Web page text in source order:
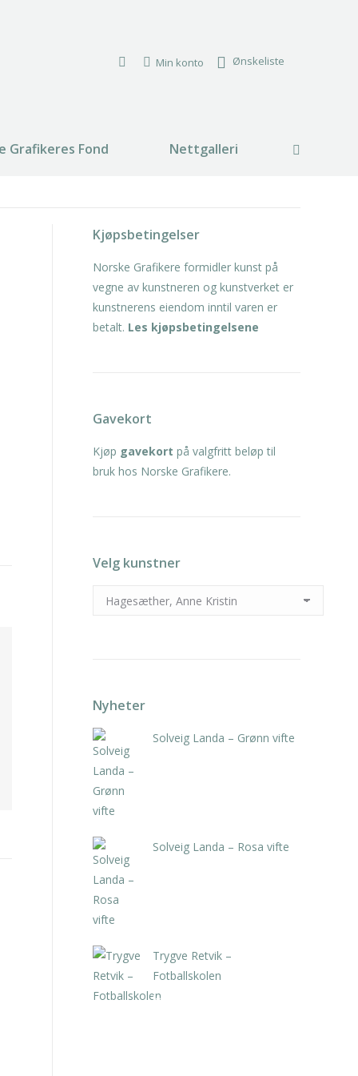
Min konto Ønskeliste
Grafikeres Fond Nettgalleri Search:
Kjøpsbetingelser
Norske Grafikere formidler kunst på
vegne av kunstneren og kunstverket er
kunstnerens eiendom inntil varen er
betalt. Les kjøpsbetingelsene
Gavekort
Kjøp gavekort på valgfritt beløp til
bruk hos Norske Grafikere.
Velg kunstner
Nyheter
Solveig Landa – Grønn vifte
Solveig Landa – Rosa vifte
Trygve Retvik –
Fotballskolen
kr